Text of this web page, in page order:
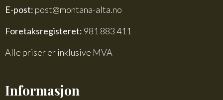
E-post: post@montana-alta.no
Foretaksregisteret: 981 883 411
Alle priser er inklusive MVA
Informasjon